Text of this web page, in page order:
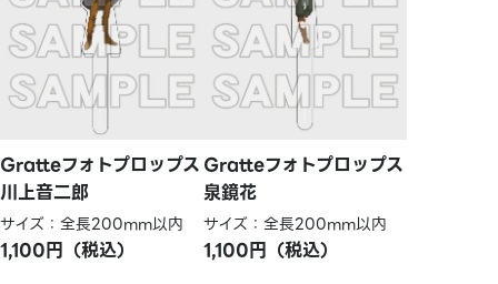
Gratteフォトプロップス
川上音二郎
サイズ：全長200mm以内
1,100円（税込）
Gratteフォトプロップス
泉鏡花
サイズ：全長200mm以内
1,100円（税込）